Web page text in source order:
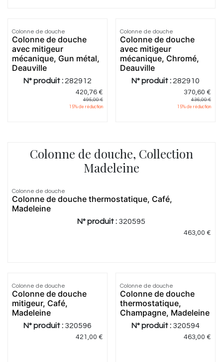
Colonne de douche
Colonne de douche
avec mitigeur
mécanique, Gun métal,
Deauville
N° produit : 282912
420,76€
495,00€
15% de réduction
Colonne de douche
Colonne de douche
avec mitigeur
mécanique, Chromé,
Deauville
N° produit : 282910
370,60 €
436,00€
15% de réduction
Colonne de douche, Collection
Madeleine
Colonne de douche
Colonne de douche thermostatique, Café,
Madeleine
N° produit : 320595
463,00 €
Colonne de douche
Colonne de douche
mitigeur, Café,
Madeleine
N° produit : 320596
421,00 €
Colonne de douche
Colonne de douche
thermostatique,
Champagne, Madeleine
N° produit : 320594
463,00 €